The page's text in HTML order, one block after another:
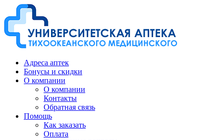
Адреса аптек
Бонусы и скидки
О компании
О компании
Контакты
Обратная связь
Помощь
Как заказать
Оплата